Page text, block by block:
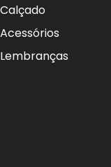
Calçado
Acessórios
Lembranças